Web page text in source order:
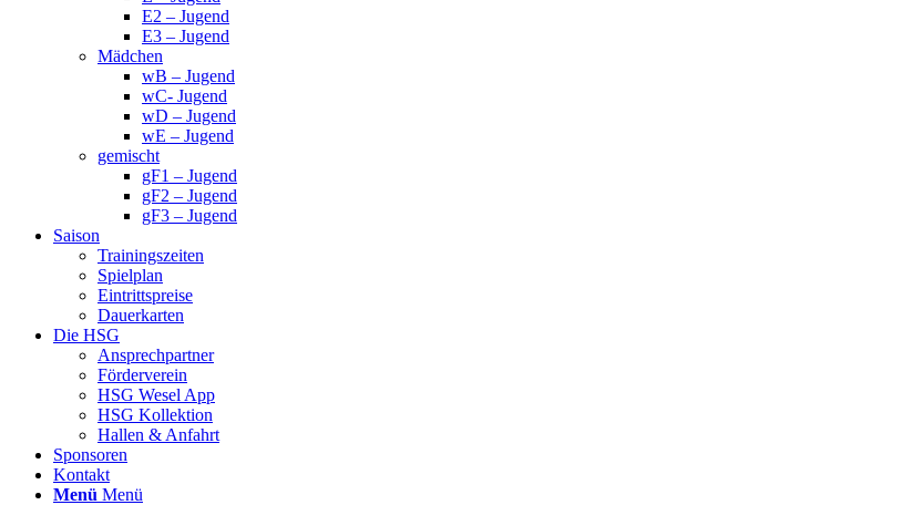
E2 – Jugend
E3 – Jugend
Mädchen
wB – Jugend
wC- Jugend
wD – Jugend
wE – Jugend
gemischt
gF1 – Jugend
gF2 – Jugend
gF3 – Jugend
Saison
Trainingszeiten
Spielplan
Eintrittspreise
Dauerkarten
Die HSG
Ansprechpartner
Förderverein
HSG Wesel App
HSG Kollektion
Hallen & Anfahrt
Sponsoren
Kontakt
Menü Menü